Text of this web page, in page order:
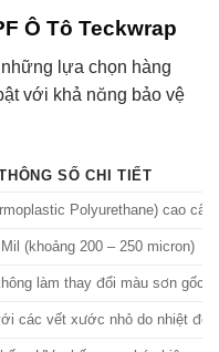
Ô Tô Teckwrap
lựa chọn hàng
với khả năng bảo vệ
SỐ CHI TIẾT
Polyurethane) cao cấp
(khoảng 200 – 250 micron)
làm thay đổi màu sơn gốc
các vết xước nhỏ do nhiệt độ